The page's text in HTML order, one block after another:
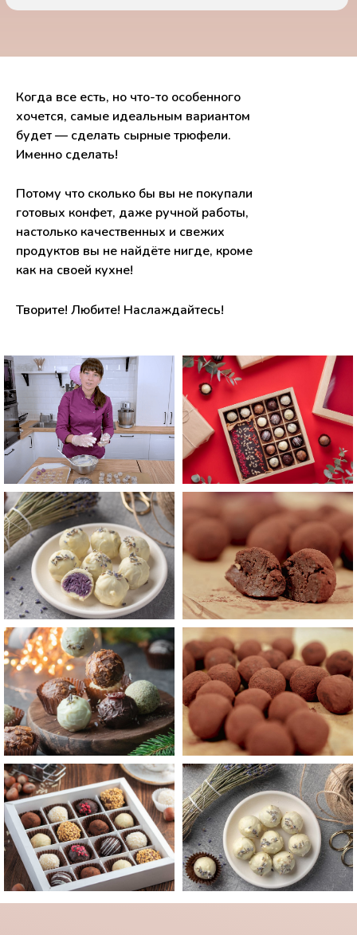
Когда все есть, но что-то особенного
хочется, самые идеальным вариантом
будет — сделать сырные трюфели.
Именно сделать!
Потому что сколько бы вы не покупали
готовых конфет, даже ручной работы,
настолько качественных и свежих
продуктов вы не найдёте нигде, кроме
как на своей кухне!
Творите! Любите! Наслаждайтесь!